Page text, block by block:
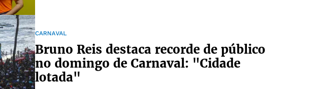
CARNAVAL
Bruno Reis destaca recorde de público
no domingo de Carnaval: "Cidade
lotada"